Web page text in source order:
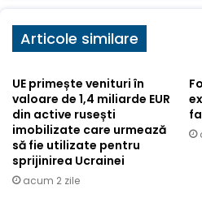
Articole similare
UE primește venituri în
valoare de 1,4 miliarde EUR
din active rusești
imobilizate care urmează
să fie utilizate pentru
sprijinirea Ucrainei
acum 2 zile